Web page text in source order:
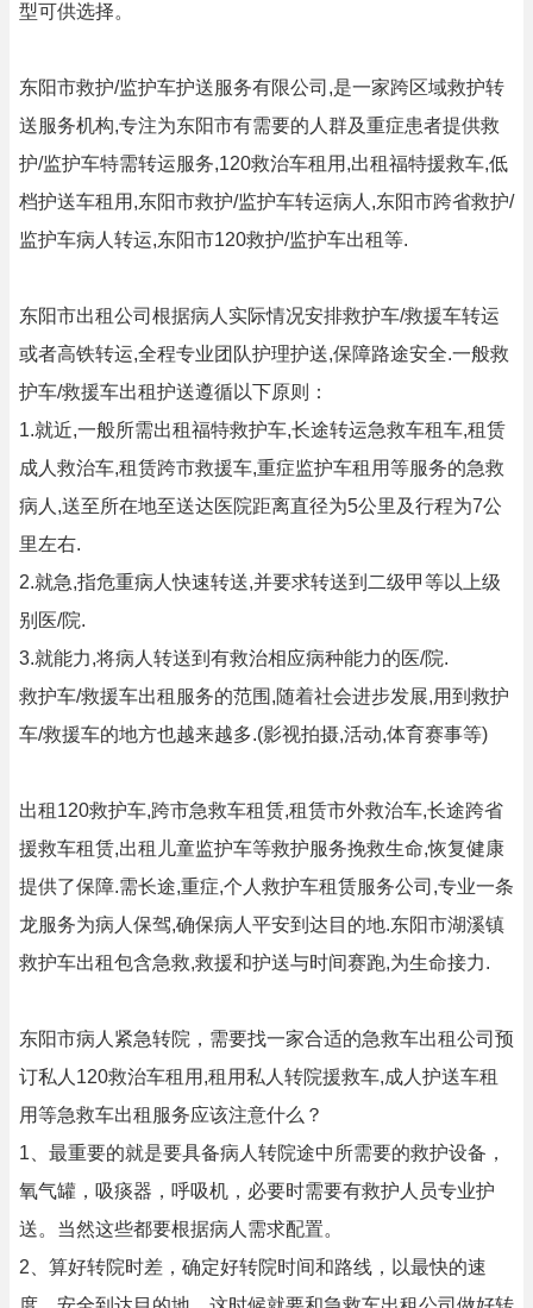
型可供选择。
东阳市救护/监护车护送服务有限公司,是一家跨区域救护转
送服务机构,专注为东阳市有需要的人群及重症患者提供救
护/监护车特需转运服务,120救治车租用,出租福特援救车,低
档护送车租用,东阳市救护/监护车转运病人,东阳市跨省救护/
监护车病人转运,东阳市120救护/监护车出租等.
东阳市出租公司根据病人实际情况安排救护车/救援车转运
或者高铁转运,全程专业团队护理护送,保障路途安全.一般救
护车/救援车出租护送遵循以下原则：
1.就近,一般所需出租福特救护车,长途转运急救车租车,租赁
成人救治车,租赁跨市救援车,重症监护车租用等服务的急救
病人,送至所在地至送达医院距离直径为5公里及行程为7公
里左右.
2.就急,指危重病人快速转送,并要求转送到二级甲等以上级
别医/院.
3.就能力,将病人转送到有救治相应病种能力的医/院.
救护车/救援车出租服务的范围,随着社会进步发展,用到救护
车/救援车的地方也越来越多.(影视拍摄,活动,体育赛事等)
出租120救护车,跨市急救车租赁,租赁市外救治车,长途跨省
援救车租赁,出租儿童监护车等救护服务挽救生命,恢复健康
提供了保障.需长途,重症,个人救护车租赁服务公司,专业一条
龙服务为病人保驾,确保病人平安到达目的地.东阳市湖溪镇
救护车出租包含急救,救援和护送与时间赛跑,为生命接力.
东阳市病人紧急转院，需要找一家合适的急救车出租公司预
订私人120救治车租用,租用私人转院援救车,成人护送车租
用等急救车出租服务应该注意什么？
1、最重要的就是要具备病人转院途中所需要的救护设备，
氧气罐，吸痰器，呼吸机，必要时需要有救护人员专业护
送。当然这些都要根据病人需求配置。
2、算好转院时差，确定好转院时间和路线，以最快的速